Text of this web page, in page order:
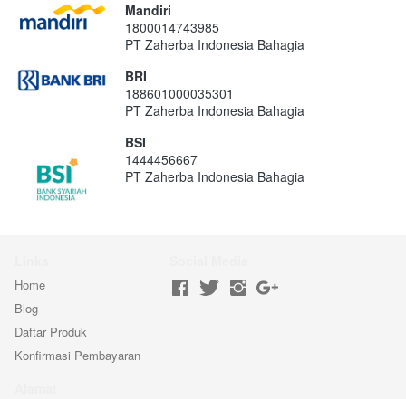
Mandiri
1800014743985
PT Zaherba Indonesia Bahagia
BRI
188601000035301
PT Zaherba Indonesia Bahagia
BSI
1444456667
PT Zaherba Indonesia Bahagia
Home
Blog
Daftar Produk
Konfirmasi Pembayaran